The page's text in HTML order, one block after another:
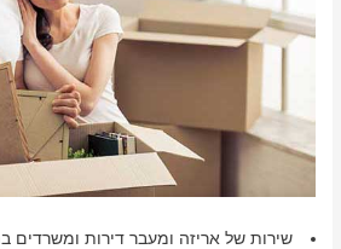
שירות של אריזה ומעבר דירות ומשרדים